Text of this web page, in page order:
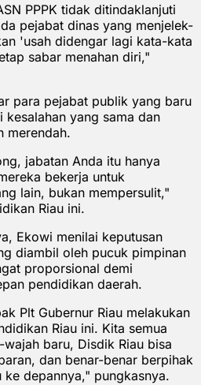
PPPK tidak ditindaklanjuti
pejabat dinas yang menjelek-
'usah didengar lagi kata-kata
sabar menahan diri,"
para pejabat publik yang baru
yang sama dan
merendah.
jabatan Anda itu hanya
bekerja untuk
lain, bukan mempersulit,"
Riau ini.
Ekowi menilai keputusan
diambil oleh pucuk pimpinan
proporsional demi
pendidikan daerah.
Plt Gubernur Riau melakukan
Riau ini. Kita semua
baru, Disdik Riau bisa
dan benar-benar berpihak
ke depannya," pungkasnya.